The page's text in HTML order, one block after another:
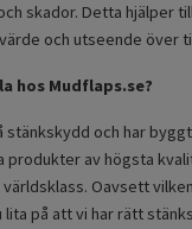
skador. Detta hjälper
och utseende över
hos Mudflaps.se?
stänkskydd och har
produkter av högsta
Oavsett
lita på att vi har rätt